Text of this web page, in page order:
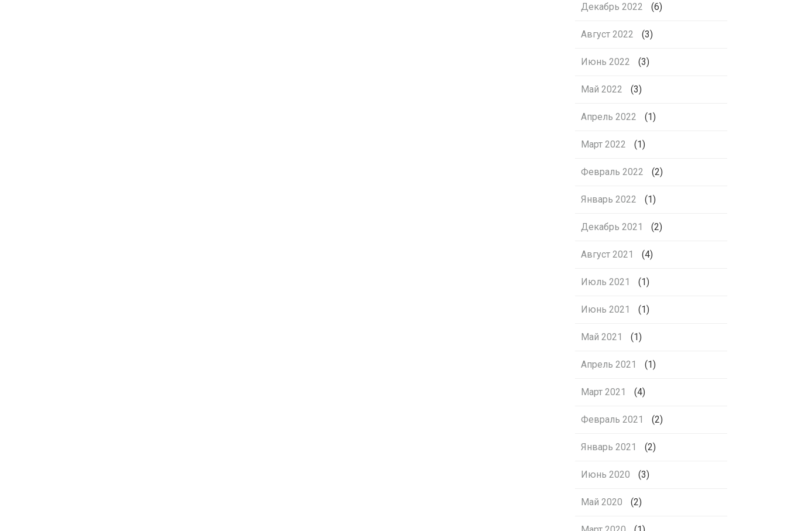
Декабрь 2022 (6)
Август 2022 (3)
Июнь 2022 (3)
Май 2022 (3)
Апрель 2022 (1)
Март 2022 (1)
Февраль 2022 (2)
Январь 2022 (1)
Декабрь 2021 (2)
Август 2021 (4)
Июль 2021 (1)
Июнь 2021 (1)
Май 2021 (1)
Апрель 2021 (1)
Март 2021 (4)
Февраль 2021 (2)
Январь 2021 (2)
Июнь 2020 (3)
Май 2020 (2)